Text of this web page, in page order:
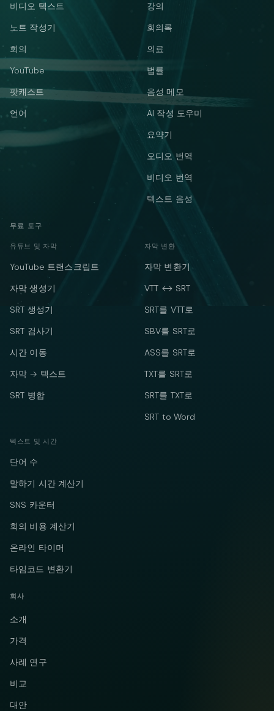
비디오 텍스트
노트 작성기
회의
YouTube
팟캐스트
언어
강의
회의록
의료
법률
음성 메모
AI 작성 도우미
요약기
오디오 번역
비디오 번역
텍스트 음성
무료 도구
유튜브 및 자막
YouTube 트랜스크립트
자막 생성기
SRT 생성기
SRT 검사기
시간 이동
자막 → 텍스트
SRT 병합
자막 변환
자막 변환기
VTT ↔ SRT
SRT를 VTT로
SBV를 SRT로
ASS를 SRT로
TXT를 SRT로
SRT를 TXT로
SRT to Word
텍스트 및 시간
단어 수
말하기 시간 계산기
SNS 카운터
회의 비용 계산기
온라인 타이머
타임코드 변환기
회사
소개
가격
사례 연구
비교
대안